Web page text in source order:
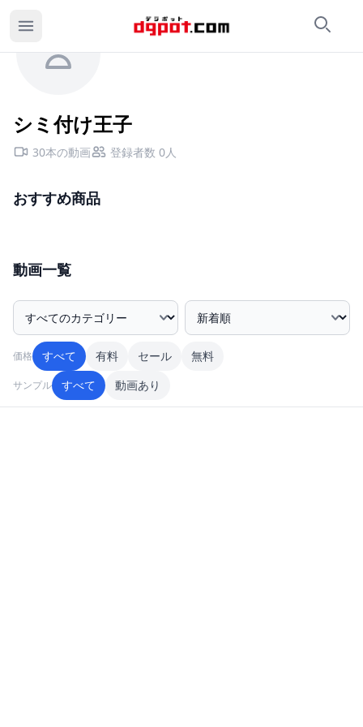
検索
シミ付け王子
30本の動画 登録者数 0人
おすすめ商品
動画一覧
カテゴリー絞込み 並び順
価格 すべて 有料 セール 無料
サンプル すべて 動画あり